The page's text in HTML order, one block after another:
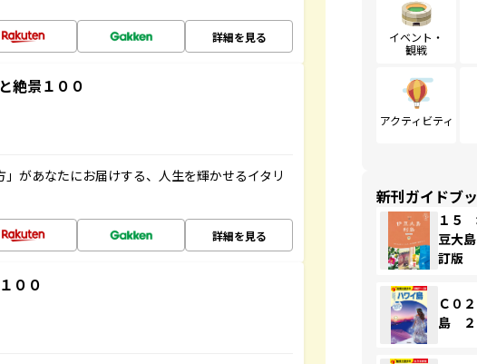
詳細を見る
絶景１００
があなたにお届けする、人生を輝かせるイタリ
詳細を見る
００
イベント・
観戦
アクティビティ
新刊ガイドブ
１５
豆大
訂版
Ｃ０
島 ２